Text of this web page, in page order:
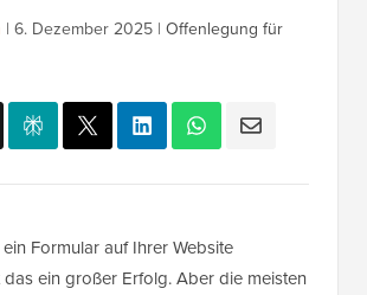
| 6. Dezember 2025 | Offenlegung für
Formular auf Ihrer Website
das ein großer Erfolg. Aber die meisten